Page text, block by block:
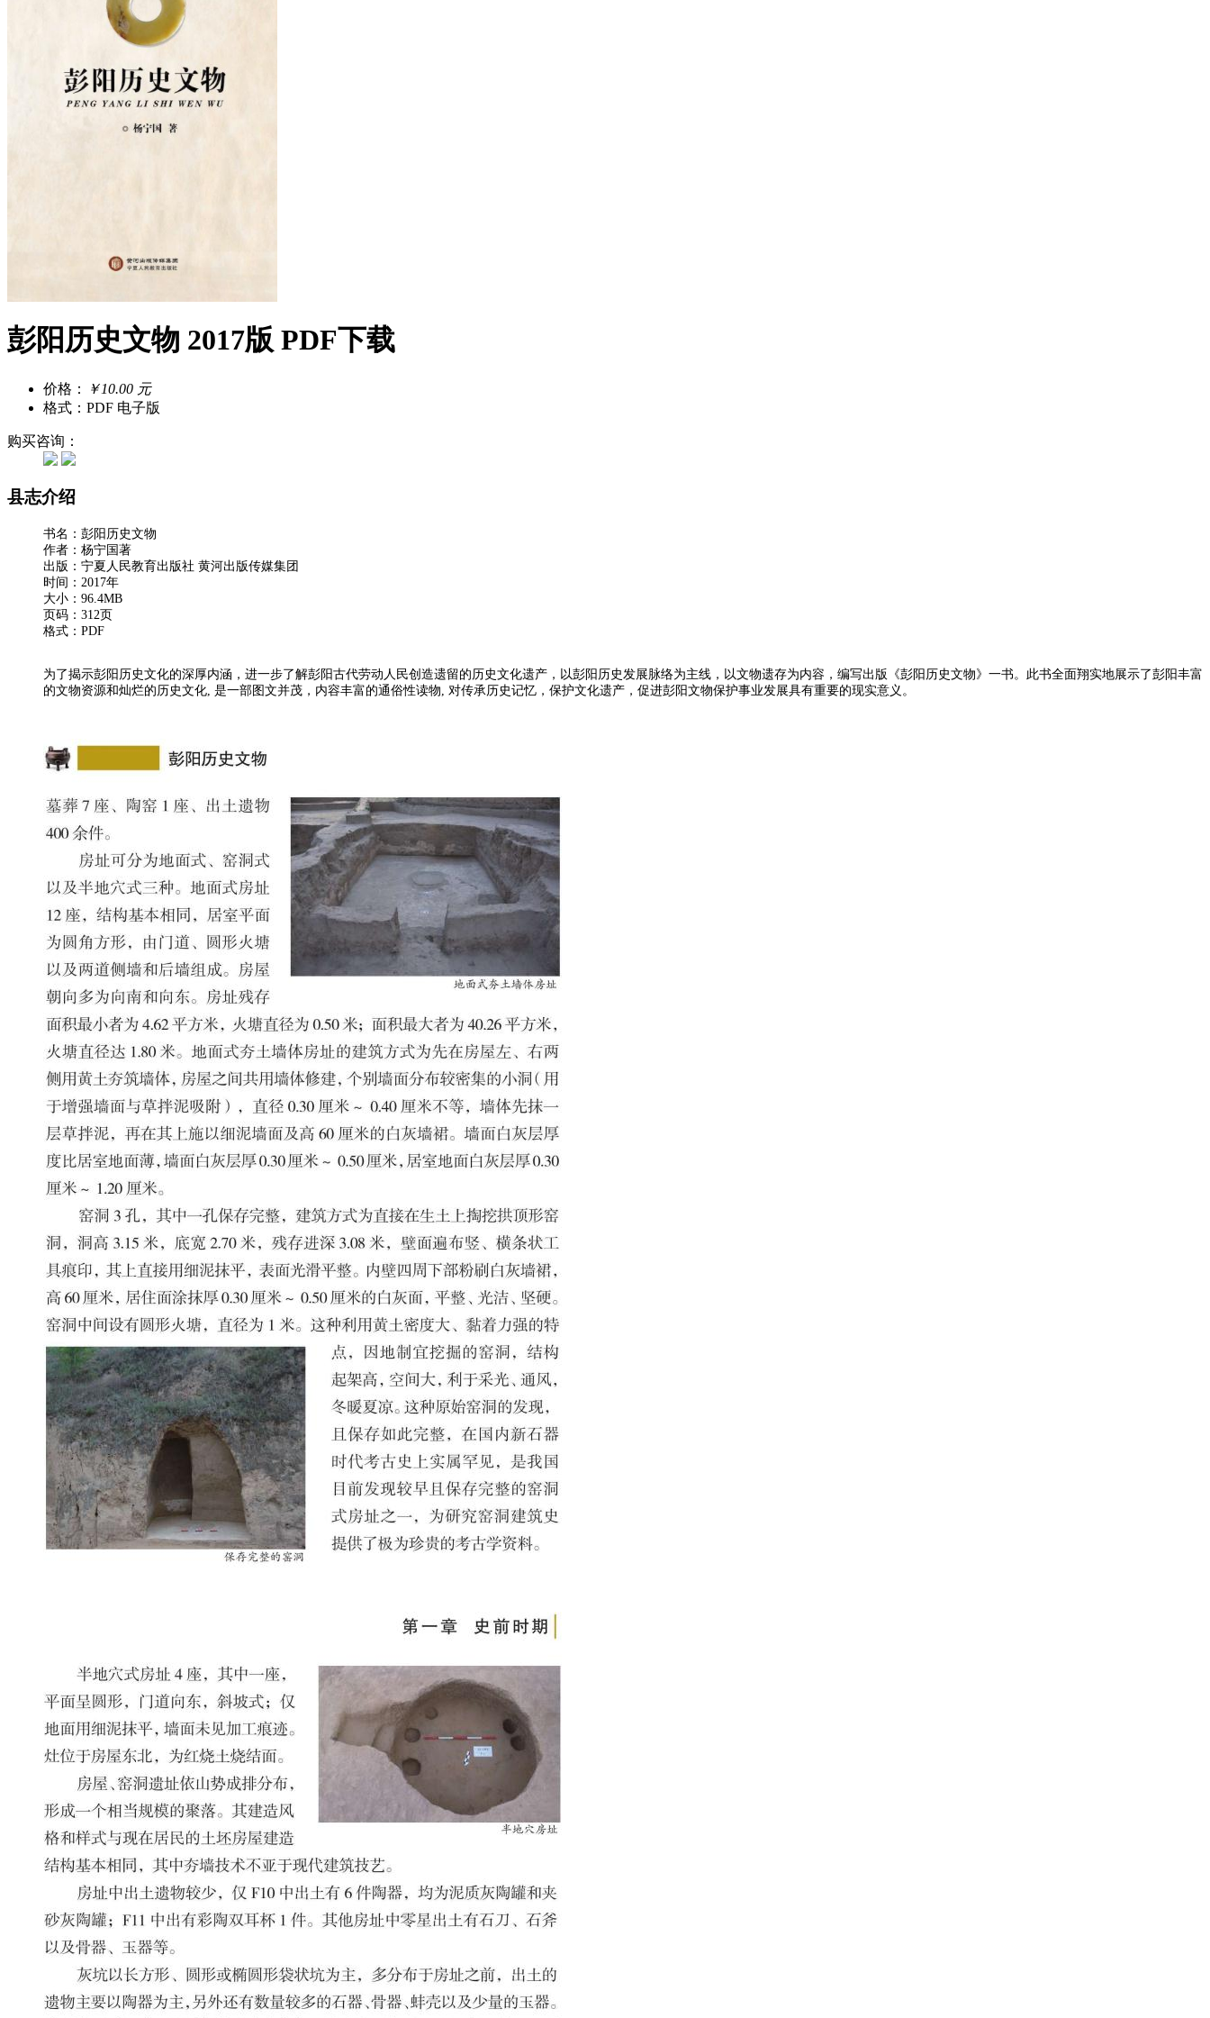
彭阳历史文物 2017版 PDF下载
价格：
￥10.00 元
格式：PDF 电子版
购买咨询：
县志介绍
书名：彭阳历史文物
作者：杨宁国著
出版：宁夏人民教育出版社 黄河出版传媒集团
时间：2017年
大小：96.4MB
页码：312页
格式：PDF
为了揭示彭阳历史文化的深厚内涵，进一步了解彭阳古代劳动人民创造遗留的历史文化遗产，以彭阳历史发展脉络为主线，以文物遗存为内容，编写出版《彭阳历史文物》一书。此书全面翔实地展示了彭阳丰富
的文物资源和灿烂的历史文化, 是一部图文并茂，内容丰富的通俗性读物, 对传承历史记忆，保护文化遗产，促进彭阳文物保护事业发展具有重要的现实意义。